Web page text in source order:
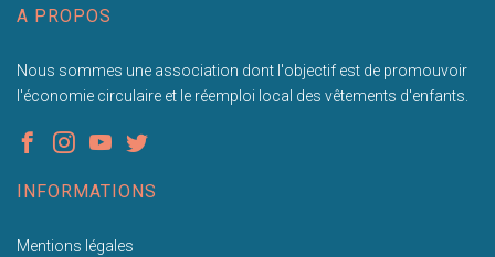
A PROPOS
Nous sommes une association dont l'objectif est de promouvoir
l'économie circulaire et le réemploi local des vêtements d'enfants.
INFORMATIONS
Mentions légales